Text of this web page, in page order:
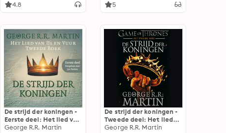
4.8 5
De strijd der koningen -
Eerste deel: Het lied van
IJs en Vuur
George R.R. Martin
De strijd der koningen -
Tweede deel: Het lied
van IJs en Vuur
George R.R. Martin